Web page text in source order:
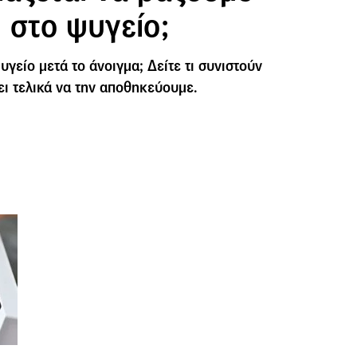
ψυγείο;
μετά το άνοιγμα; Δείτε τι συνιστούν
τελικά να την αποθηκεύουμε.